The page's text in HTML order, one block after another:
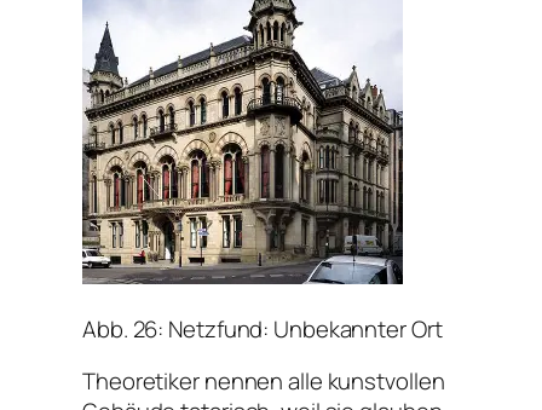
Abb. 26: Netzfund: Unbekannter Ort
Theoretiker nennen alle kunstvollen